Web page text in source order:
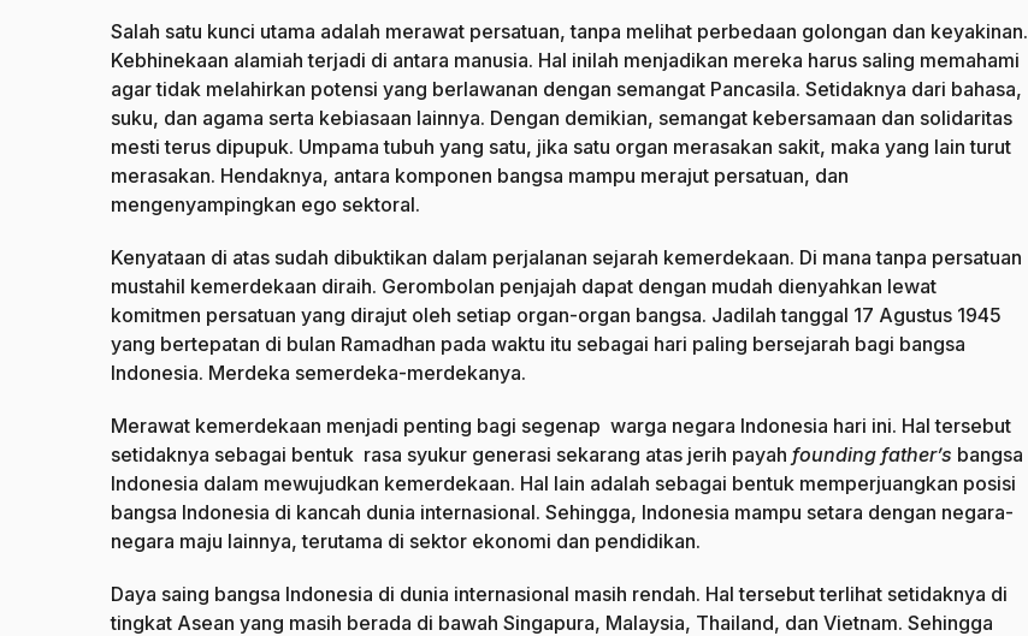
Salah satu kunci utama adalah merawat persatuan, tanpa melihat perbedaan golongan dan keyakinan.
Kebhinekaan alamiah terjadi di antara manusia. Hal inilah menjadikan mereka harus saling memahami
agar tidak melahirkan potensi yang berlawanan dengan semangat Pancasila. Setidaknya dari bahasa,
suku, dan agama serta kebiasaan lainnya. Dengan demikian, semangat kebersamaan dan solidaritas
mesti terus dipupuk. Umpama tubuh yang satu, jika satu organ merasakan sakit, maka yang lain turut
merasakan. Hendaknya, antara komponen bangsa mampu merajut persatuan, dan
mengenyampingkan ego sektoral.
Kenyataan di atas sudah dibuktikan dalam perjalanan sejarah kemerdekaan. Di mana tanpa persatuan
mustahil kemerdekaan diraih. Gerombolan penjajah dapat dengan mudah dienyahkan lewat
komitmen persatuan yang dirajut oleh setiap organ-organ bangsa. Jadilah tanggal 17 Agustus 1945
yang bertepatan di bulan Ramadhan pada waktu itu sebagai hari paling bersejarah bagi bangsa
Indonesia. Merdeka semerdeka-merdekanya.
Merawat kemerdekaan menjadi penting bagi segenap warga negara Indonesia hari ini. Hal tersebut
setidaknya sebagai bentuk rasa syukur generasi sekarang atas jerih payah founding father’s bangsa
Indonesia dalam mewujudkan kemerdekaan. Hal lain adalah sebagai bentuk memperjuangkan posisi
bangsa Indonesia di kancah dunia internasional. Sehingga, Indonesia mampu setara dengan negara-
negara maju lainnya, terutama di sektor ekonomi dan pendidikan.
Daya saing bangsa Indonesia di dunia internasional masih rendah. Hal tersebut terlihat setidaknya di
tingkat Asean yang masih berada di bawah Singapura, Malaysia, Thailand, dan Vietnam. Sehingga